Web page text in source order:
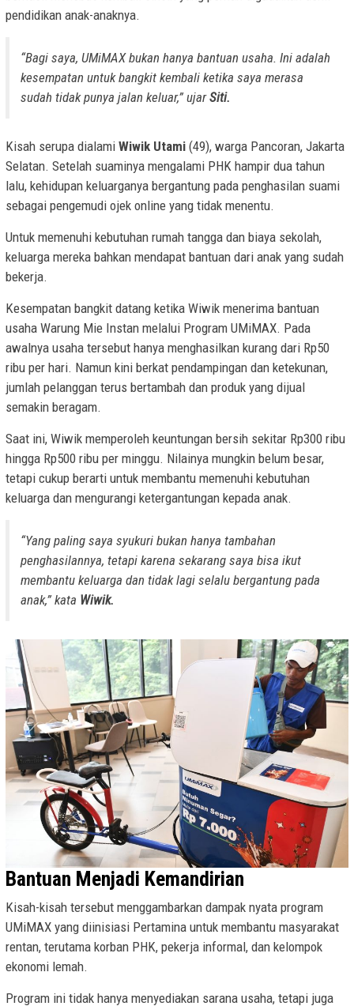
pendidikan anak-anaknya.
“Bagi saya, UMiMAX bukan hanya bantuan usaha. Ini adalah
kesempatan untuk bangkit kembali ketika saya merasa
sudah tidak punya jalan keluar,” ujarSiti.
Kisah serupa dialami Wiwik Utami (49), warga Pancoran, Jakarta
Selatan. Setelah suaminya mengalami PHK hampir dua tahun
lalu, kehidupan keluarganya bergantung pada penghasilan suami
sebagai pengemudi ojek online yang tidak menentu.
Untuk memenuhi kebutuhan rumah tangga dan biaya sekolah,
keluarga mereka bahkan mendapat bantuan dari anak yang sudah
bekerja.
Kesempatan bangkit datang ketika Wiwik menerima bantuan
usaha Warung Mie Instan melalui Program UMiMAX. Pada
awalnya usaha tersebut hanya menghasilkan kurang dari Rp50
ribu per hari. Namun kini berkat pendampingan dan ketekunan,
jumlah pelanggan terus bertambah dan produk yang dijual
semakin beragam.
Saat ini, Wiwik memperoleh keuntungan bersih sekitar Rp300 ribu
hingga Rp500 ribu per minggu. Nilainya mungkin belum besar,
tetapi cukup berarti untuk membantu memenuhi kebutuhan
keluarga dan mengurangi ketergantungan kepada anak.
“Yang paling saya syukuri bukan hanya tambahan
penghasilannya, tetapi karena sekarang saya bisa ikut
membantu keluarga dan tidak lagi selalu bergantung pada
anak,” kata Wiwik.
Bantuan Menjadi Kemandirian
Kisah-kisah tersebut menggambarkan dampak nyata program
UMiMAX yang diinisiasi Pertamina untuk membantu masyarakat
rentan, terutama korban PHK, pekerja informal, dan kelompok
ekonomi lemah.
Program ini tidak hanya menyediakan sarana usaha, tetapi juga